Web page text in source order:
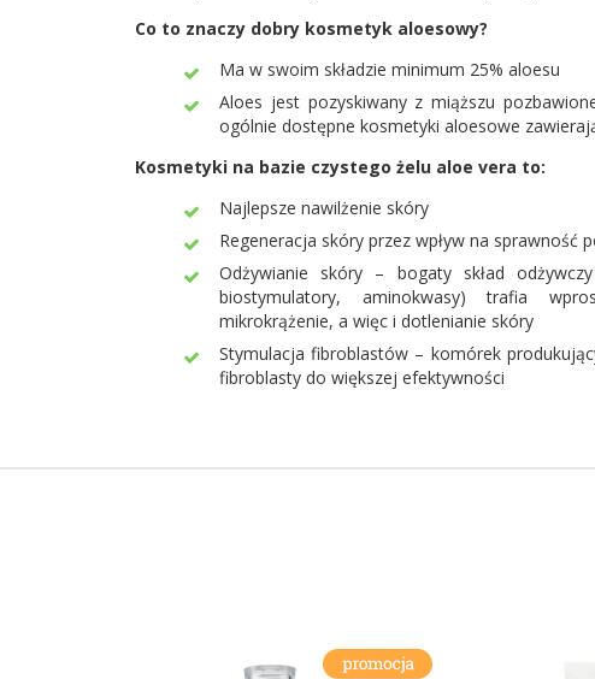
Co to znaczy dobry kosmetyk aloesowy?
Ma w swoim składzie minimum 25% aloesu
Aloes jest pozyskiwany z miąższu
ogólnie dostępne kosmetyki aloesowe
Kosmetyki na bazie czystego żelu aloe vera to:
Najlepsze nawilżenie skóry
Regeneracja skóry przez wpływ na sprawność
Odżywianie skóry – bogaty skład
biostymulatory, aminokwasy) trafia
mikrokrążenie, a więc i dotlenianie skóry
Stymulacja fibroblastów – komórek
fibroblasty do większej efektywności